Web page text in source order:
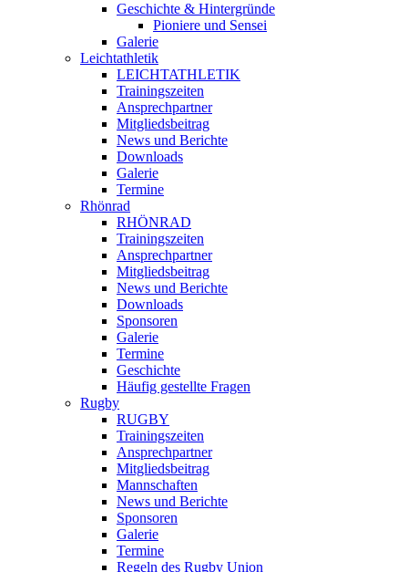
Geschichte & Hintergründe
Pioniere und Sensei
Galerie
Leichtathletik
LEICHTATHLETIK
Trainingszeiten
Ansprechpartner
Mitgliedsbeitrag
News und Berichte
Downloads
Galerie
Termine
Rhönrad
RHÖNRAD
Trainingszeiten
Ansprechpartner
Mitgliedsbeitrag
News und Berichte
Downloads
Sponsoren
Galerie
Termine
Geschichte
Häufig gestellte Fragen
Rugby
RUGBY
Trainingszeiten
Ansprechpartner
Mitgliedsbeitrag
Mannschaften
News und Berichte
Sponsoren
Galerie
Termine
Regeln des Rugby Union